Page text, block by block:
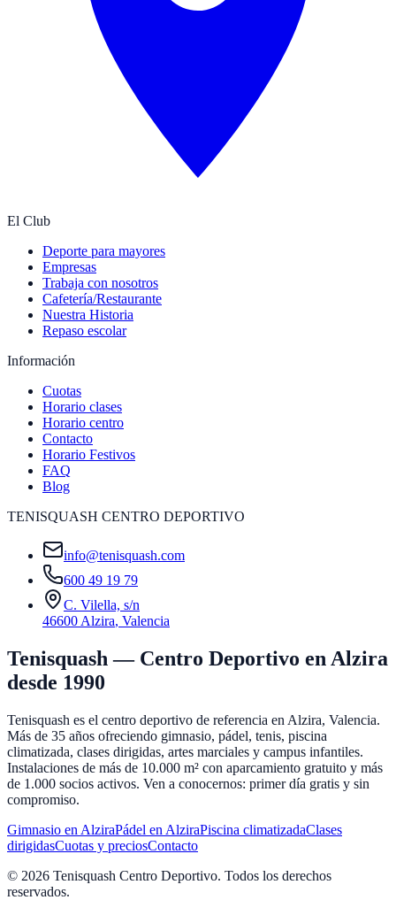
El Club
Deporte para mayores
Empresas
Trabaja con nosotros
Cafetería/Restaurante
Nuestra Historia
Repaso escolar
Información
Cuotas
Horario clases
Horario centro
Contacto
Horario Festivos
FAQ
Blog
TENISQUASH CENTRO DEPORTIVO
info@tenisquash.com
600 49 19 79
C. Vilella, s/n
46600 Alzira, Valencia
Tenisquash — Centro Deportivo en Alzira
desde 1990
Tenisquash es el centro deportivo de referencia en Alzira, Valencia.
Más de 35 años ofreciendo gimnasio, pádel, tenis, piscina
climatizada, clases dirigidas, artes marciales y campus infantiles.
Instalaciones de más de 10.000 m² con aparcamiento gratuito y más
de 1.000 socios activos. Ven a conocernos: primer día gratis y sin
compromiso.
Gimnasio en AlziraPádel en AlziraPiscina climatizadaClases
dirigidasCuotas y preciosContacto
© 2026 Tenisquash Centro Deportivo. Todos los derechos
reservados.